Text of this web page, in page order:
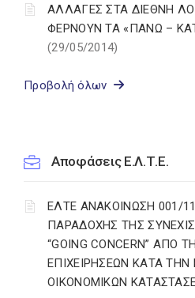
ΑΛΛΑΓΕΣ ΣΤΑ ΔΙΕΘΝΗ
ΦΕΡΝΟΥΝ ΤΑ «ΠΑΝΩ –
(29/05/2014)
Προβολή όλων
Αποφάσεις Ε.Λ.Τ.Ε.
ΕΛΤΕ ΑΝΑΚΟΙΝΩΣΗ 001/
ΠΑΡΑΔΟΧΗΣ ΤΗΣ
“GOING CONCERN” ΑΠΟ
ΕΠΙΧΕΙΡΗΣΕΩΝ ΚΑΤΑ ΤΗΝ
ΟΙΚΟΝΟΜΙΚΩΝ